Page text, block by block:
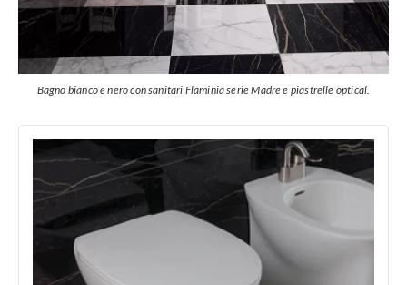
Bagno bianco e nero con sanitari Flaminia serie Madre e piastrelle optical.